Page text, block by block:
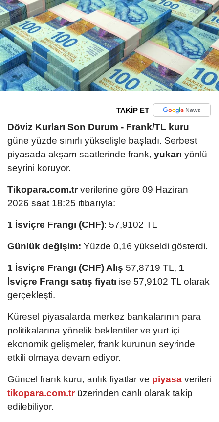
TAKİP ET
Döviz Kurları Son Durum - Frank/TL kuru
güne yüzde sınırlı yükselişle başladı. Serbest
piyasada akşam saatlerinde frank, yukarı yönlü
seyrini koruyor.
Tikopara.com.trverilerine göre 09 Haziran
2026 saat 18:25 itibarıyla:
1 İsviçre Frangı (CHF): 57,9102 TL
Günlük değişim: Yüzde 0,16 yükseldi gösterdi.
1 İsviçre Frangı (CHF) Alış 57,8719 TL, 1
İsviçre Frangı satış fiyatı ise 57,9102 TL olarak
gerçekleşti.
Küresel piyasalarda merkez bankalarının para
politikalarına yönelik beklentiler ve yurt içi
ekonomik gelişmeler, frank kurunun seyrinde
etkili olmaya devam ediyor.
Güncel frank kuru, anlık fiyatlar ve piyasa verileri
tikopara.com.trüzerinden canlı olarak takip
edilebiliyor.